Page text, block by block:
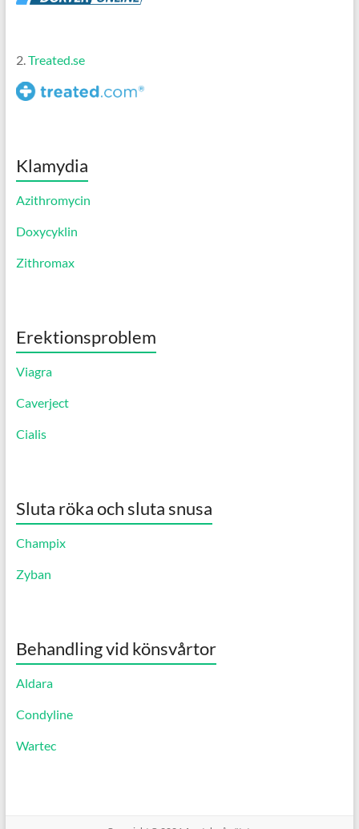
2.Treated.se
Klamydia
Azithromycin
Doxycyklin
Zithromax
Erektionsproblem
Viagra
Caverject
Cialis
Sluta röka och sluta snusa
Champix
Zyban
Behandling vid könsvårtor
Aldara
Condyline
Wartec